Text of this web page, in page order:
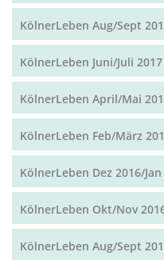
KölnerLeben Aug/Sept
KölnerLeben Juni/Juli 2017
KölnerLeben April/Mai
KölnerLeben Feb/März
KölnerLeben Dez 2016/
KölnerLeben Okt/Nov
KölnerLeben Aug/Sept